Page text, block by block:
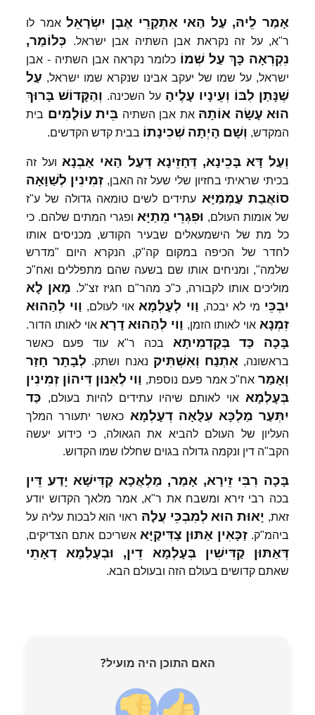
אָמַר לֵיהּ, עַל הַאי אִתְקָרֵי אֶבֶן יִשְׂרָאֵלאמר לו
ר"א, על זה נקראת אבן השתיה אבן ישראל. כְּלוֹמַר,
נִקְרְאָה כָּךְ עַל שְׁמוֹ כלומר נקראה אבן השתיה - אבן
ישראל, על שמו של יעקב אבינו שנקרא שמו ישראל, עַל
שֶׁנָּתַן לִבּוֹ וְעֵינָיו עָלֶיהָ על השכינה. וְהַקָּדוֹשׁ בָּרוּךְ
הוּא עָשָׂה אוֹתָהּ את אבן השתיה בֵּית עוֹלָמִים בית
המקדש, וְשָׁם הָיְתָה שְׁכִינָתוֹ בבית קדש הקדשים.
וְעַל דָּא בָּכֵינָא, דְּחָזֵינָא דְּעַל הַאי אַבְנָא ועל זה
בכיתי שראיתי בחזיון שלי שעל זה האבן,זְמִינִין לְשַׁוָּאָה
סוֹאֲבַת עַמְמַיָּא עתידים לשים טומאה גדולה של ע"ז
של אומות העולם, וּפִגְרֵי מֵתַיָּא ופגרי המתים שלהם. כי
כל מת של הישמעאלים שבעיר הקודש, מכניסים אותו
לחדר של הכיפה במקום קה"ק, הנקרא היום "מדרש
שלמה", ומניחים אותו שם בשעה שהם מתפללים ואח"כ
מוליכים אותו לקבורה, כ"כ מהר"ם חגיז זצ"ל. מַאן לָא
יִבְכֵּי מי לא יבכה, וַוי לְעָלְמָא אוי לעולם, וַוי לְהַהוּא
זִמְנָא אוי לאותו הזמן, וַוי לְהַהוּא דָרָא אוי לאותו הדור.
בָּכָה כַּד בְּקַדְמִיתָא בכה ר"א עוד פעם כאשר
בראשונה, אִתְנַח וְאִשְׁתִּיק נאנח ושתק. לְבָתָר חָזַר
וְאָמַר אח"כ אמר פעם נוספת, וַוי לְאִנּוּן דִּיהוֹן זְמִינִין
בְּעָלְמָא אוי לאותם שיהיו עתידים להיות בעולם, כַּד
יִתְּעַר מַלְכָּא עִלָּאָה דְעָלְמָא כאשר יתעורר המלך
העליון של העולם להביא את הגאולה, כי כידוע יעשה
הקב"ה דין ונקמה גדולה בגוים שחללו שמו הקדוש.
בָּכָה רִבִּי זֵירָא, אָמַר, מַלְאֲכָא קַדִּישָׁא יָדַע דֵּין
בכה רבי זירא ומשבח את ר"א, אמר מלאך הקדוש יודע
זאת, יָאוּת הוּא לְמִבְכֵּי עֲלָהּ ראוי הוא לבכות עליה על
ביהמ"ק.זַכָּאִין אַתּוּן צַדִּיקַיָּא אשריכם אתם הצדיקים,
דְּאַתּוּן קַדִּישִׁין בְּעָלְמָא דֵין, וּבְעָלְמָא דְאָתֵי
שאתם קדושים בעולם הזה ובעולם הבא.
האם התוכן היה מועיל?